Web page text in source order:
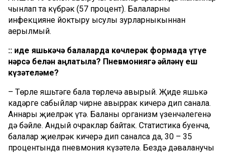
чынлап та күбрәк (57 процент). Балаларның
инфекцияне йоктыру ысулы зурларныкыннан
аерылмый.
:: Җиде яшькәчә балаларда көчлерәк формада үтүе
нәрсә белән аңлатыла? Пневмониягә әйләнү еш
күзәтеләме?
– Төрле яшьтәге бала төрлечә авырый. Җиде яшькә
кадәрге сабыйлар чирне авыррак кичерә дип санала.
Аннары җиңелрәк үтә. Баланың организм үзенчәлегенә
дә бәйле. Андый очраклар байтак. Статистика буенча,
балалар җиңелрәк кичерә дип саналса да, 30 – 35
процентында пневмония күзәтелә. Бездә дәваланучы